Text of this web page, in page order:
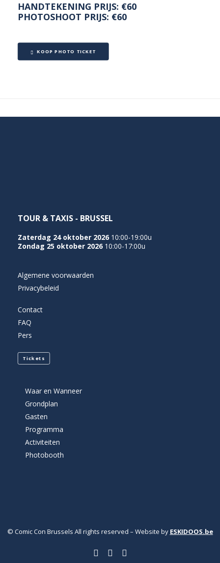
HANDTEKENING PRIJS: €60
PHOTOSHOOT PRIJS: €60
KOOP PHOTO TICKET
TOUR & TAXIS - BRUSSEL
Zaterdag 24 oktober 2026 10:00-19:00u
Zondag 25 oktober 2026 10:00-17:00u
Algemene voorwaarden
Privacybeleid
Contact
FAQ
Pers
Tickets
Waar en Wanneer
Grondplan
Gasten
Programma
Activiteiten
Photobooth
© Comic Con Brussels All rights reserved – Website by ESKIDOOS.be